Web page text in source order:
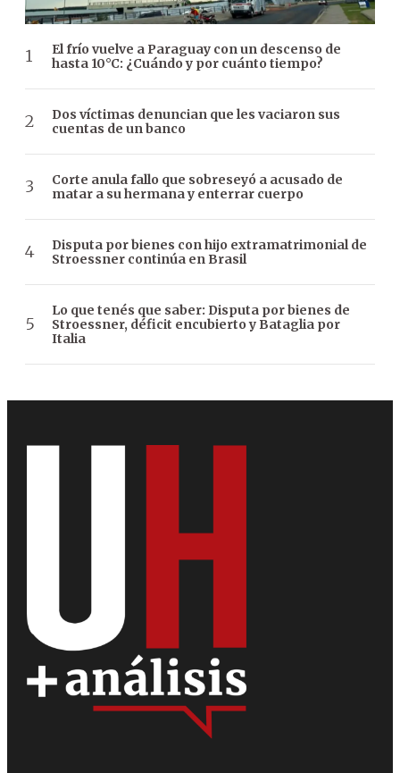
El frío vuelve a Paraguay con un descenso de
hasta 10°C: ¿Cuándo y por cuánto tiempo?
Dos víctimas denuncian que les vaciaron sus
cuentas de un banco
Corte anula fallo que sobreseyó a acusado de
matar a su hermana y enterrar cuerpo
Disputa por bienes con hijo extramatrimonial de
Stroessner continúa en Brasil
Lo que tenés que saber: Disputa por bienes de
Stroessner, déficit encubierto y Bataglia por
Italia